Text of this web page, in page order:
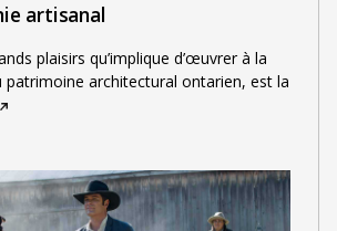
artisanal
plaisirs qu’implique d’œuvrer à la
patrimoine architectural ontarien, est la